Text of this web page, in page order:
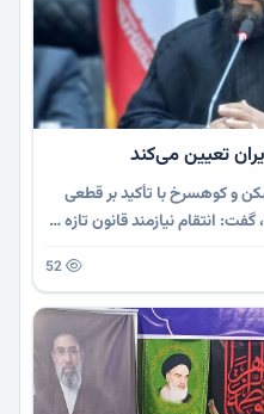
تعیین می‌کند
و کوهسرخ با تأکید بر قطعی
انتقام نیازمند قانون تازه …